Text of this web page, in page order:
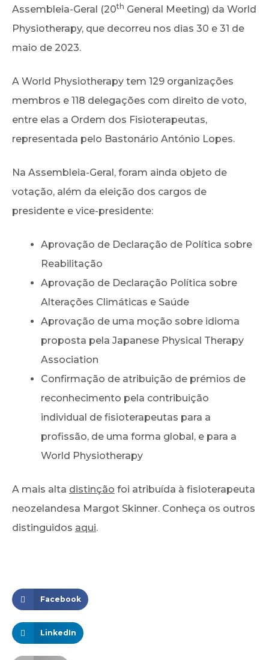
Assembleia-Geral (20th General Meeting) da World
Physiotherapy, que decorreu nos dias 30 e 31 de
maio de 2023.
A World Physiotherapy tem 129 organizações
membros e 118 delegações com direito de voto,
entre elas a Ordem dos Fisioterapeutas,
representada pelo Bastonário António Lopes.
Na Assembleia-Geral, foram ainda objeto de
votação, além da eleição dos cargos de
presidente e vice-presidente:
Aprovação de Declaração de Política sobre
Reabilitação
Aprovação de Declaração Política sobre
Alterações Climáticas e Saúde
Aprovação de uma moção sobre idioma
proposta pela Japanese Physical Therapy
Association
Confirmação de atribuição de prémios de
reconhecimento pela contribuição
individual de fisioterapeutas para a
profissão, de uma forma global, e para a
World Physiotherapy
A mais alta distinção foi atribuída à fisioterapeuta
neozelandesa Margot Skinner. Conheça os outros
distinguidos aqui.
Facebook
LinkedIn